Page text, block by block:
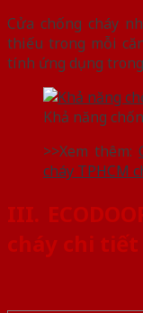
Cửa chống cháy
thiếu trong mỗi
tính ứng dụng
Khả năng
>>Xem thêm:
cháy TPHCM
III.
cháy chi tiết